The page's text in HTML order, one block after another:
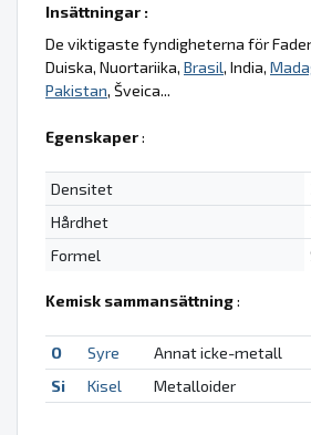
Insättningar :
De viktigaste fyndigheterna för
Duiska, Nuortariika, Brasil, India,
Pakistan, Šveica...
Egenskaper:
Densitet
Hårdhet
Formel
Kemisk sammansättning:
O Syre Annat icke-metall
Si
Kisel Metalloider